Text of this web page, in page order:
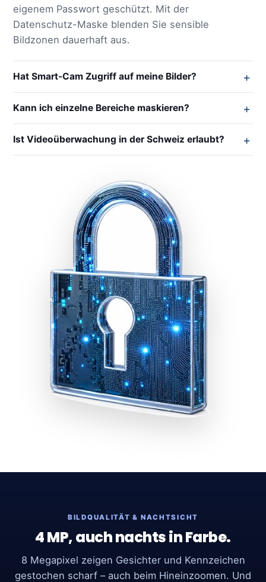
eigenem Passwort geschützt. Mit der
Datenschutz-Maske blenden Sie sensible
Bildzonen dauerhaft aus.
Hat Smart-Cam Zugriff auf meine Bilder?
Kann ich einzelne Bereiche maskieren?
Ist Videoüberwachung in der Schweiz erlaubt?
BILDQUALITÄT & NACHTSICHT
4 MP, auch nachts in Farbe.
8 Megapixel zeigen Gesichter und Kennzeichen
gestochen scharf – auch beim Hineinzoomen. Und